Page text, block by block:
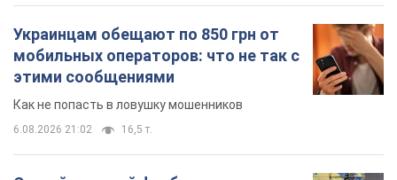
Украинцам обещают по 850 грн от
мобильных операторов: что не так с
этими сообщениями
Как не попасть в ловушку мошенников
6.08.2026 21:02 16,5 т.